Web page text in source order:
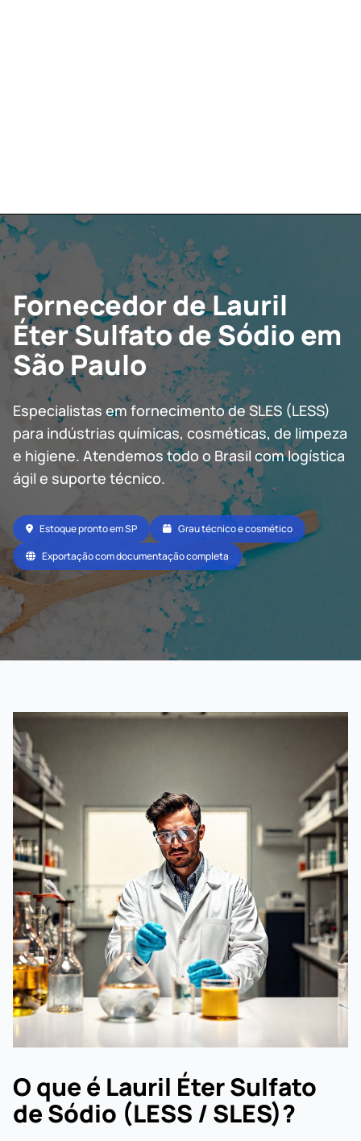
Fornecedor de Lauril
Éter Sulfato de Sódio em
São Paulo
Especialistas em fornecimento de SLES (LESS)
para indústrias químicas, cosméticas, de limpeza
e higiene. Atendemos todo o Brasil com logística
ágil e suporte técnico.
Estoque pronto em SP
Grau técnico e cosmético
Exportação com documentação completa
O que é Lauril Éter Sulfato
de Sódio (LESS / SLES)?